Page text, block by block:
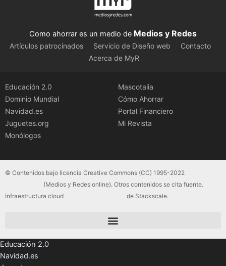
Como ahorrar es un medio de Medios y Redes
Artículos patrocinados Servicio de Diseño web
Contacto
Acerca de MyR
Educación 2.0
Dominio Mundial
Navidad.es
Juguetes.org
Monólogos
Mascotalia
Cómo Ahorrar
Portal Financiero
Mi Revista
© Contenidos bajo licencia Creative Commons (CC) 1995-2022
(Medios y Redes online). Otros contenidos se cita fuente.
Infraestructura cloud
de Stackscale.
Educación 2.0
Navidad.es